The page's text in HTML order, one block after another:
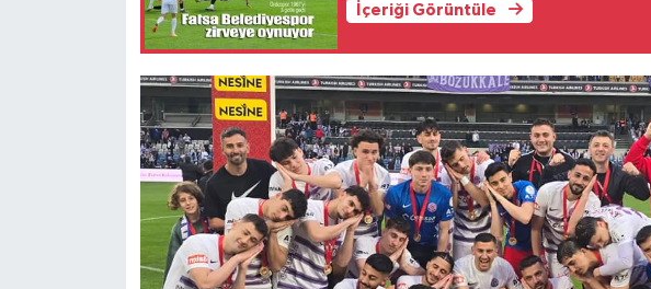
İçeriği Görüntüle